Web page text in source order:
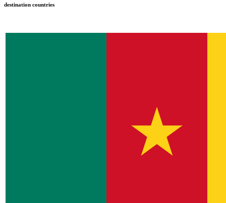
destination countries